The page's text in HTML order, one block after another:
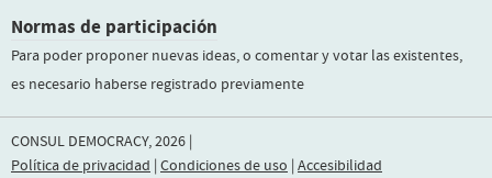
Normas de participación
Para poder proponer nuevas ideas, o comentar y votar las existentes,
es necesario haberse registrado previamente
CONSUL DEMOCRACY, 2026 |
Política de privacidad | Condiciones de uso | Accesibilidad